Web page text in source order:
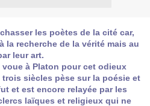
les poètes de la cité car,
la recherche de la vérité mais au
leur art.
voue à Platon pour cet odieux
siècles pèse sur la poésie et
et est encore relayée par les
laïques et religieux qui ne